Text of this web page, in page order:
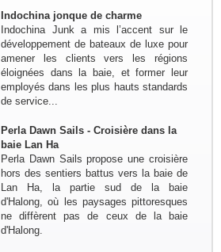
Bac Ha - Hanoi - Baie de Lan Ha -
Grotte Phong Nha - Hue - HoiAn -
KonTum - Buon Ma...
Groupe : VAR VIETNAM PASSION
17pax
Decouverte du Nord du Vietnam:
Cang Chai - Sapa - BacHa - Thong
Nguyen - Ha Giang - Dong Van - Bao
Lac - Ba Be - Hanoi - Baie...
Groupe : Pierre DEGEMBE avec
ses amis 05personnes
Voyage du nord au centre du 7 avril
au 19 avril : Bruxelles - Hanoi - Mai
Chau -PuLuong - Tam Coc -baie de
Indochina jonque de charme
Indochina Junk a mis l’accent sur le
développement de bateaux de luxe pour
amener les clients vers les régions
éloignées dans la baie, et former leur
employés dans les plus hauts standards
de service...
Perla Dawn Sails - Croisière dans la
baie Lan Ha
Perla Dawn Sails propose une croisière
hors des sentiers battus vers la baie de
Lan Ha, la partie sud de la baie
d'Halong, où les paysages pittoresques
ne diffèrent pas de ceux de la baie
d'Halong.